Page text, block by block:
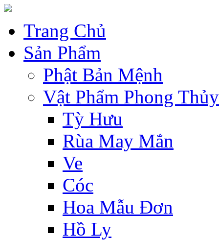
Trang Chủ
Sản Phẩm
Phật Bản Mệnh
Vật Phẩm Phong Thủy
Tỳ Hưu
Rùa May Mắn
Ve
Cóc
Hoa Mẫu Đơn
Hồ Ly